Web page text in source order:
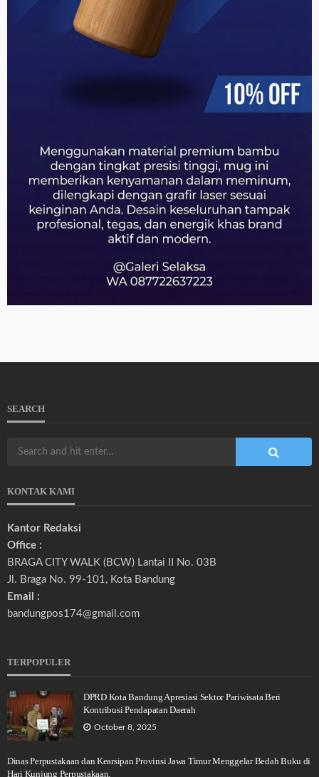
SEARCH
KONTAK KAMI
Kantor Redaksi
Office :
BRAGA CITY WALK (BCW) Lantai II No. 03B
Jl. Braga No. 99-101, Kota Bandung
Email :
bandungpos174@gmail.com
TERPOPULER
DPRD Kota Bandung Apresiasi Sektor Pariwisata Beri
Kontribusi Pendapatan Daerah
October 8, 2025
Dinas Perpustakaan dan Kearsipan Provinsi Jawa Timur Menggelar Bedah Buku di
Hari Kunjung Perpustakaan.